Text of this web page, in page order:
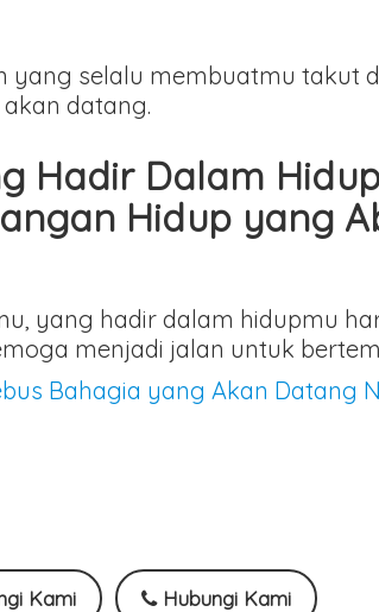
yang selalu membuatmu takut
datang.
Hadir Dalam
Hidup yang
yang hadir dalam hidupmu
menjadi jalan untuk
Bahagia yang Akan Datang
Kami Hubungi Kami